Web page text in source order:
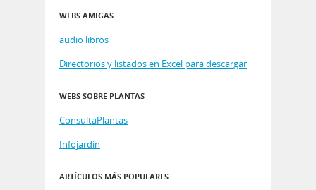
WEBS AMIGAS
audio libros
Directorios y listados en Excel para descargar
WEBS SOBRE PLANTAS
ConsultaPlantas
Infojardin
ARTÍCULOS MÁS POPULARES